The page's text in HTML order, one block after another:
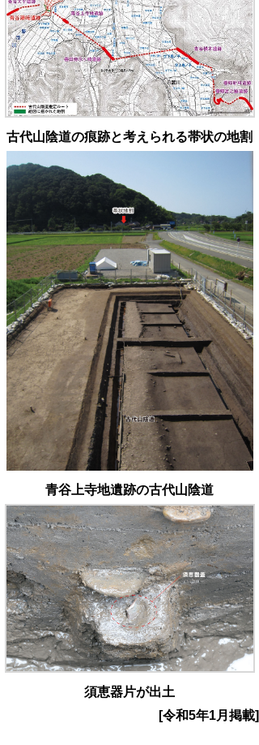
古代山陰道の痕跡と考えられる帯状の地割
青谷上寺地遺跡の古代山陰道
須恵器片が出土
[令和5年1月掲載]